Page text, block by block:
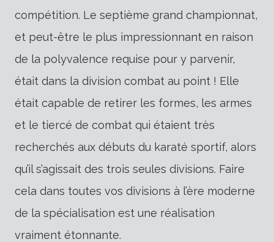
compétition. Le septième grand championnat,
et peut-être le plus impressionnant en raison
de la polyvalence requise pour y parvenir,
était dans la division combat au point ! Elle
était capable de retirer les formes, les armes
et le tiercé de combat qui étaient très
recherchés aux débuts du karaté sportif, alors
qu’il s’agissait des trois seules divisions. Faire
cela dans toutes vos divisions à l’ère moderne
de la spécialisation est une réalisation
vraiment étonnante.